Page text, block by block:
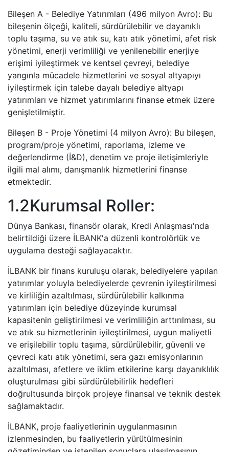
Bileşen A - Belediye Yatırımları (496 milyon Avro): Bu
bileşenin ölçeği, kaliteli, sürdürülebilir ve dayanıklı
toplu taşıma, su ve atık su, katı atık yönetimi, afet risk
yönetimi, enerji verimliliği ve yenilenebilir enerjiye
erişimi iyileştirmek ve kentsel çevreyi, belediye
yangınla mücadele hizmetlerini ve sosyal altyapıyı
iyileştirmek için talebe dayalı belediye altyapı
yatırımları ve hizmet yatırımlarını finanse etmek üzere
genişletilmiştir.
Bileşen B - Proje Yönetimi (4 milyon Avro): Bu bileşen,
program/proje yönetimi, raporlama, izleme ve
değerlendirme (İ&D), denetim ve proje iletişimleriyle
ilgili mal alımı, danışmanlık hizmetlerini finanse
etmektedir.
1.2Kurumsal Roller:
Dünya Bankası, finansör olarak, Kredi Anlaşması'nda
belirtildiği üzere İLBANK'a düzenli kontrolörlük ve
uygulama desteği sağlayacaktır.
İLBANK bir finans kuruluşu olarak, belediyelere yapılan
yatırımlar yoluyla belediyelerde çevrenin iyileştirilmesi
ve kirliliğin azaltılması, sürdürülebilir kalkınma
yatırımları için belediye düzeyinde kurumsal
kapasitenin geliştirilmesi ve verimliliğin arttırılması, su
ve atık su hizmetlerinin iyileştirilmesi, uygun maliyetli
ve erişilebilir toplu taşıma, sürdürülebilir, güvenli ve
çevreci katı atık yönetimi, sera gazı emisyonlarının
azaltılması, afetlere ve iklim etkilerine karşı dayanıklılık
oluşturulması gibi sürdürülebilirlik hedefleri
doğrultusunda birçok projeye finansal ve teknik destek
sağlamaktadır.
İLBANK, proje faaliyetlerinin uygulanmasının
izlenmesinden, bu faaliyetlerin yürütülmesinin